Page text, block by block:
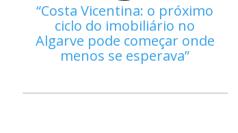
Costa Vicentina: o próximo
ciclo do imobiliário no
Algarve pode começar onde
menos se esperava